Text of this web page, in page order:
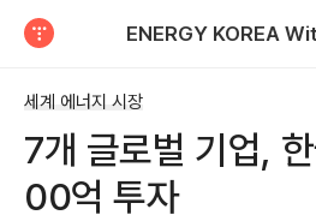
세계 에너지 시장
7개 글로벌 기업,
00억 투자